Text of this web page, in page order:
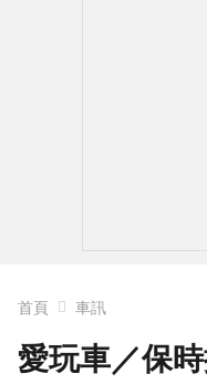
下載東森App
首頁 車訊
愛玩車／保